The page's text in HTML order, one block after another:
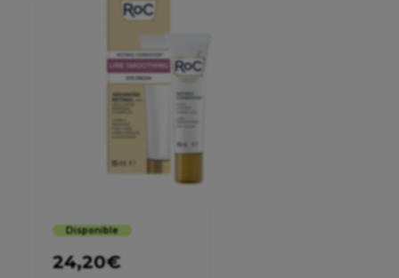
Disponible
24,20€